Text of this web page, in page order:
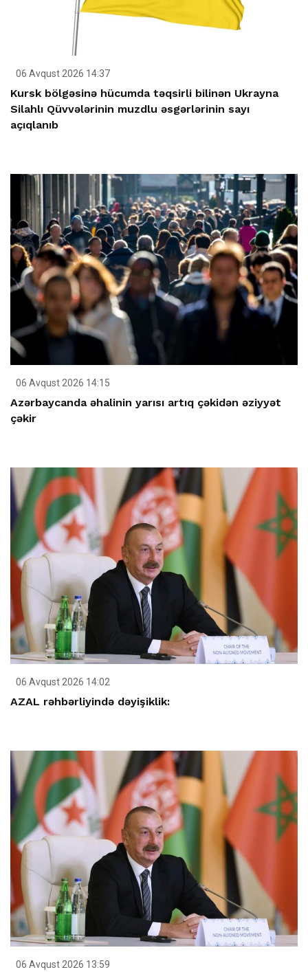
06 Avqust 2026 14:37
Kursk bölgəsinə hücumda təqsirli bilinən Ukrayna
Silahlı Qüvvələrinin muzdlu əsgərlərinin sayı
açıqlanıb
06 Avqust 2026 14:15
Azərbaycanda əhalinin yarısı artıq çəkidən əziyyət
çəkir
06 Avqust 2026 14:02
AZAL rəhbərliyində dəyişiklik:
06 Avqust 2026 13:59